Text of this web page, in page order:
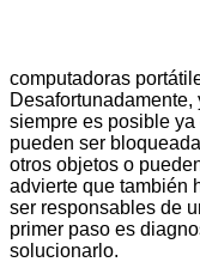
computadoras
siempre es posible
pueden ser
otros objetos o
advierte que también
ser responsables de
primer paso es
solucionarlo.